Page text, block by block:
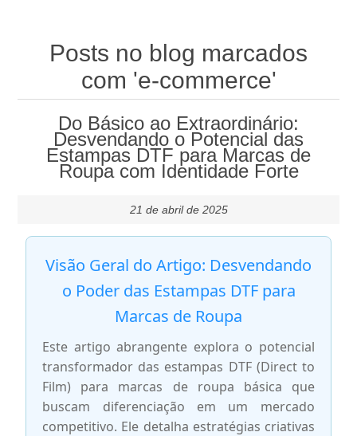
Posts no blog marcados
com 'e-commerce'
Do Básico ao Extraordinário:
Desvendando o Potencial das
Estampas DTF para Marcas de
Roupa com Identidade Forte
21 de abril de 2025
Visão Geral do Artigo: Desvendando
o Poder das Estampas DTF para
Marcas de Roupa
Este artigo abrangente explora o potencial
transformador das estampas DTF (Direct to
Film) para marcas de roupa básica que
buscam diferenciação em um mercado
competitivo. Ele detalha estratégias criativas